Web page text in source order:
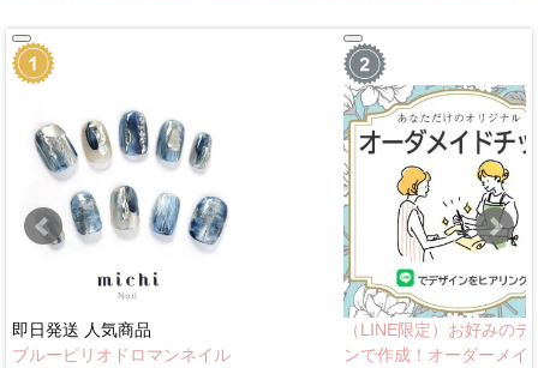
即日発送 人気商品
ブルーピリオドロマンネイル
（LINE限定）お好みのデ
ンで作成！オーダーメイ